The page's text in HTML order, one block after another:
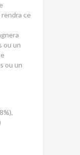
ce
ou un
ou un